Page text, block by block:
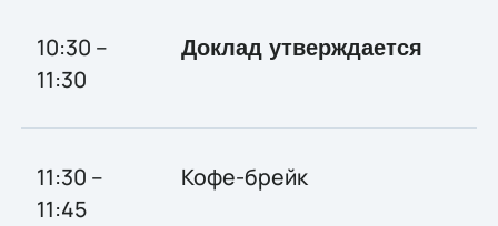
10:30 –
11:30
Доклад утверждается
11:30 –
11:45
Кофе-брейк